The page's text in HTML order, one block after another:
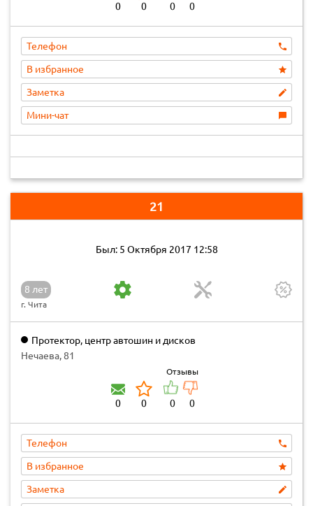
0 0 0 0
Телефон
В избранное
Заметка
Мини-чат
21
Был: 5 Октября 2017 12:58
8 лет
г. Чита
Протектор, центр автошин и дисков
Нечаева, 81
0 0
Отзывы
0 0
Телефон
В избранное
Заметка